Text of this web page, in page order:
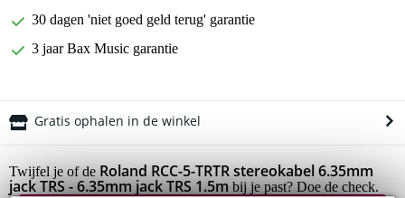
30 dagen 'niet goed geld terug' garantie
3 jaar Bax Music garantie
Gratis ophalen in de winkel
Twijfel je of de Roland RCC-5-TRTR stereokabel 6.35mm
jack TRS - 6.35mm jack TRS 1.5mbij je past? Doe de check.